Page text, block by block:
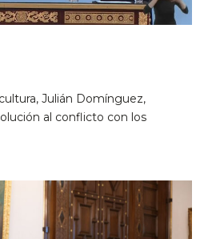
Julián Domínguez,
al conflicto con los